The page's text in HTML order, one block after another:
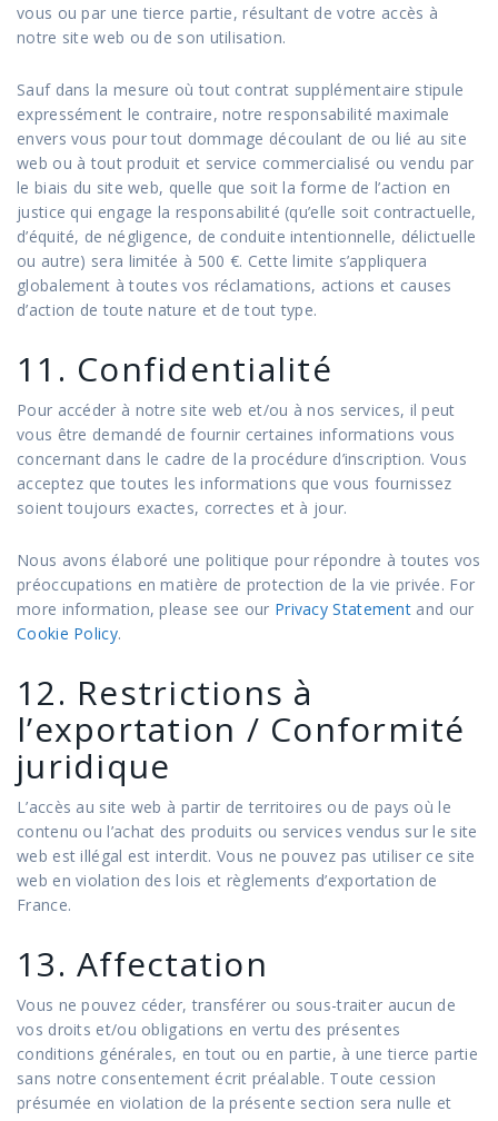
vous ou par une tierce partie, résultant de votre accès à
notre site web ou de son utilisation.
Sauf dans la mesure où tout contrat supplémentaire stipule
expressément le contraire, notre responsabilité maximale
envers vous pour tout dommage découlant de ou lié au site
web ou à tout produit et service commercialisé ou vendu par
le biais du site web, quelle que soit la forme de l’action en
justice qui engage la responsabilité (qu’elle soit contractuelle,
d’équité, de négligence, de conduite intentionnelle, délictuelle
ou autre) sera limitée à 500 €. Cette limite s’appliquera
globalement à toutes vos réclamations, actions et causes
d’action de toute nature et de tout type.
11. Confidentialité
Pour accéder à notre site web et/ou à nos services, il peut
vous être demandé de fournir certaines informations vous
concernant dans le cadre de la procédure d’inscription. Vous
acceptez que toutes les informations que vous fournissez
soient toujours exactes, correctes et à jour.
Nous avons élaboré une politique pour répondre à toutes vos
préoccupations en matière de protection de la vie privée. For
more information, please see our Privacy Statement and our
Cookie Policy.
12. Restrictions à
l’exportation / Conformité
juridique
L’accès au site web à partir de territoires ou de pays où le
contenu ou l’achat des produits ou services vendus sur le site
web est illégal est interdit. Vous ne pouvez pas utiliser ce site
web en violation des lois et règlements d’exportation de
France.
13. Affectation
Vous ne pouvez céder, transférer ou sous-traiter aucun de
vos droits et/ou obligations en vertu des présentes
conditions générales, en tout ou en partie, à une tierce partie
sans notre consentement écrit préalable. Toute cession
présumée en violation de la présente section sera nulle et